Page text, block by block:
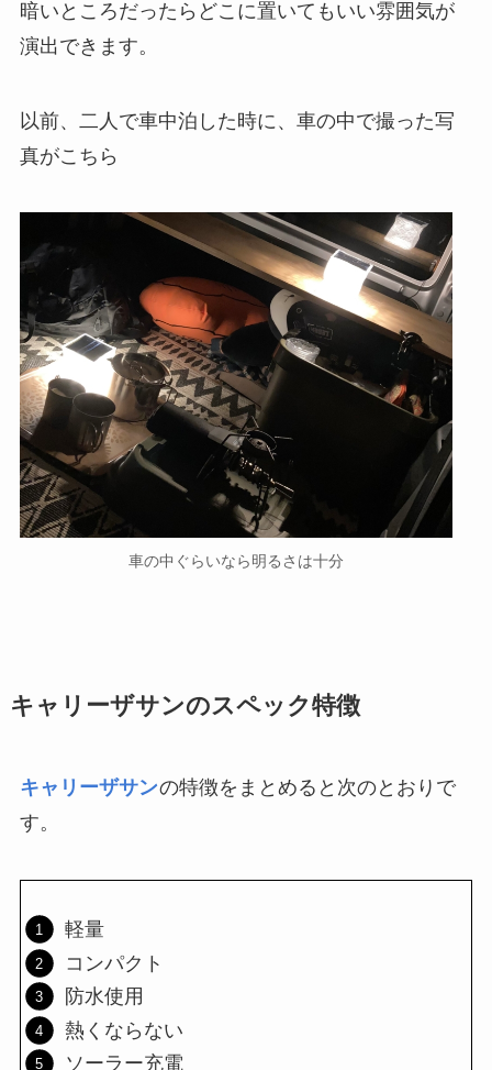
暗いところだったらどこに置いてもいい雰囲気が
演出できます。
以前、二人で車中泊した時に、車の中で撮った写
真がこちら
車の中ぐらいなら明るさは十分
キャリーザサンのスペック特徴
キャリーザサンの特徴をまとめると次のとおりで
す。
軽量
コンパクト
防水使用
熱くならない
ソーラー充電